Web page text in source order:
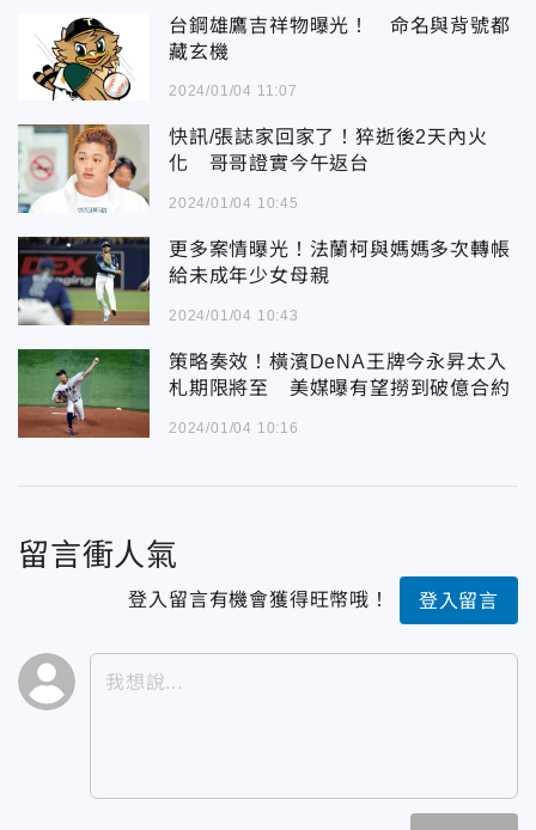
台鋼雄鷹吉祥物曝光！ 命名與背號都
藏玄機
2024/01/04 11:07
快訊/張誌家回家了！猝逝後2天內火
化 哥哥證實今午返台
2024/01/04 10:45
更多案情曝光！法蘭柯與媽媽多次轉帳
給未成年少女母親
2024/01/04 10:43
策略奏效！橫濱DeNA王牌今永昇太入
札期限將至 美媒曝有望撈到破億合約
2024/01/04 10:16
留言衝人氣
登入留言有機會獲得旺幣哦！ 登入留言